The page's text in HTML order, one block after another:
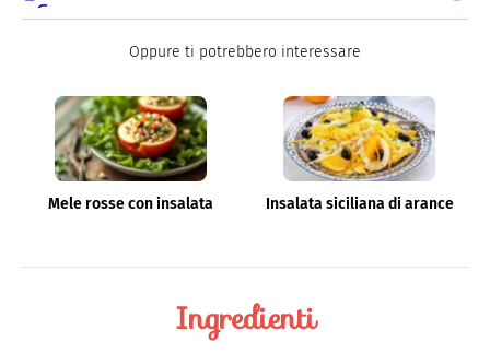
quale trovi idee veloci, facili e spiegate passo passo.
Oppure ti potrebbero interessare
Mele rosse con insalata Insalata siciliana di arance
Ingredienti